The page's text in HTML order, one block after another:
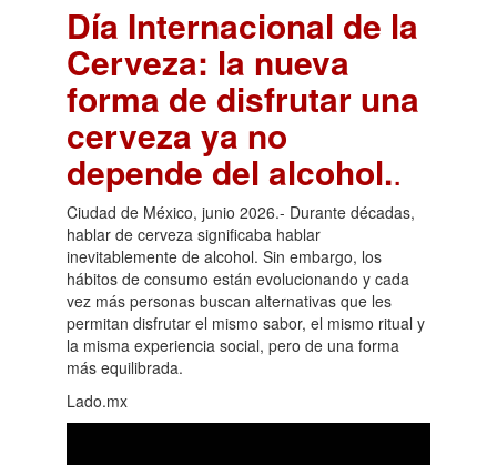
Día Internacional de la
Cerveza: la nueva
forma de disfrutar una
cerveza ya no
depende del alcohol..
Ciudad de México, junio 2026.- Durante décadas,
hablar de cerveza significaba hablar
inevitablemente de alcohol. Sin embargo, los
hábitos de consumo están evolucionando y cada
vez más personas buscan alternativas que les
permitan disfrutar el mismo sabor, el mismo ritual y
la misma experiencia social, pero de una forma
más equilibrada.
Lado.mx